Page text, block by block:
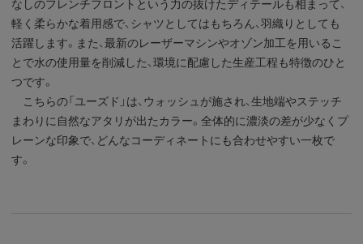
なしのフレンチフロントという力の抜けたディテールも相まって、
軽く柔らかな着用感で、シャツとしてはもちろん、羽織りとしても
活躍します。また、最新のレーザーマシンやオゾン加工を用いるこ
とで水の使用量を削減した、環境に配慮した生産工程も特徴のひと
つです。
こちらの「ユーズド」は、ウォッシュが施され、生地端やステッチ
まわりに自然なアタリが出たカラー。全体的に濃淡の差が少なくプ
レーンな印象で、どんなコーディネートにも合わせやすい一枚で
す。